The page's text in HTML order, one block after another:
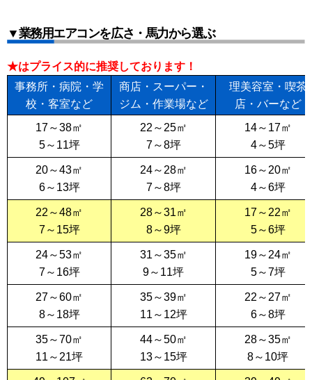
▼業務用エアコンを広さ・馬力から選ぶ
★はプライス的に推奨しております！
事務所・病院・学
校・客室など
商店・スーパー・
ジム・作業場など
理美容室・喫茶
店・バーなど
17～38㎡
5～11坪
22～25㎡
7～8坪
14～17㎡
4～5坪
20～43㎡
6～13坪
24～28㎡
7～8坪
16～20㎡
4～6坪
22～48㎡
7～15坪
28～31㎡
8～9坪
17～22㎡
5～6坪
24～53㎡
7～16坪
31～35㎡
9～11坪
19～24㎡
5～7坪
27～60㎡
8～18坪
35～39㎡
11～12坪
22～27㎡
6～8坪
35～70㎡
11～21坪
44～50㎡
13～15坪
28～35㎡
8～10坪